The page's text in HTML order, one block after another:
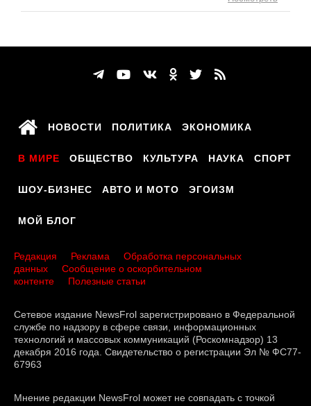
НОВОСТИ ПОЛИТИКА ЭКОНОМИКА
В МИРЕ ОБЩЕСТВО КУЛЬТУРА НАУКА СПОРТ
ШОУ-БИЗНЕС АВТО И МОТО ЭГОИЗМ
МОЙ БЛОГ
Редакция Реклама
Обработка персональных
данных
Сообщение о оскорбительном
контенте
Полезные статьи
Сетевое издание NewsFrol зарегистрировано в Федеральной
службе по надзору в сфере связи, информационных
технологий и массовых коммуникаций (Роскомнадзор) 13
декабря 2016 года. Свидетельство о регистрации Эл № ФС77-
67963
Мнение редакции NewsFrol может не совпадать с точкой